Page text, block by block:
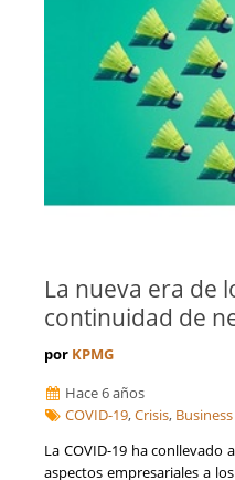
La nueva era de
continuidad de
por KPMG
Hace 6 años
COVID-19,Crisis,
La COVID-19 ha
aspectos empresariales a